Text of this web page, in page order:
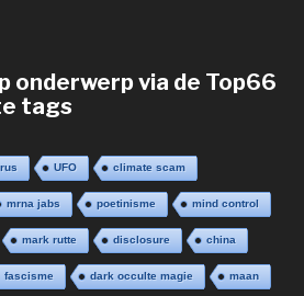
onderwerp via de Top66
tags
UFO climate scam
mrna jabs poetinisme mind control
mark rutte disclosure china
fascisme dark occulte magie maan